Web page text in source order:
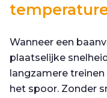
Wanneer een
plaatselijke
langzamere
het spoor. Zonder